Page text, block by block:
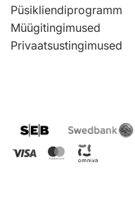
Püsikliendiprogramm
Müügitingimused
Privaatsustingimused